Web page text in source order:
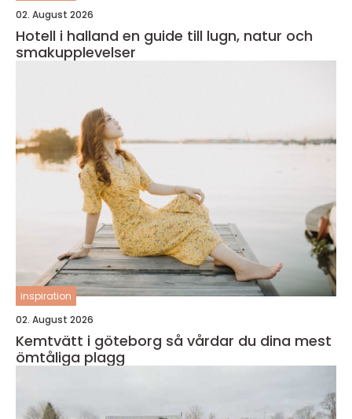
02. August 2026
Hotell i halland en guide till lugn, natur och
smakupplevelser
inspiration
02. August 2026
Kemtvätt i göteborg så vårdar du dina mest
ömtåliga plagg